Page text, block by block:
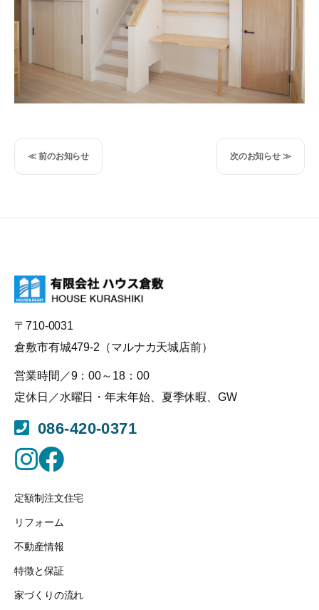
投
稿
シ
ョ
ン
≪ 前のお知らせ 次のお知らせ ≫
〒710-0031
倉敷市有城479-2（マルナカ天城店前）
営業時間／9：00～18：00
定休日／水曜日・年末年始、夏季休暇、GW
086-420-0371
定額制注文住宅
リフォーム
不動産情報
特徴と保証
家づくりの流れ